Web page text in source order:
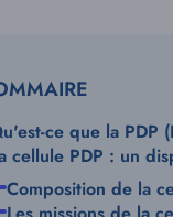
ce que la PDP
cellule PDP : un
Composition de la